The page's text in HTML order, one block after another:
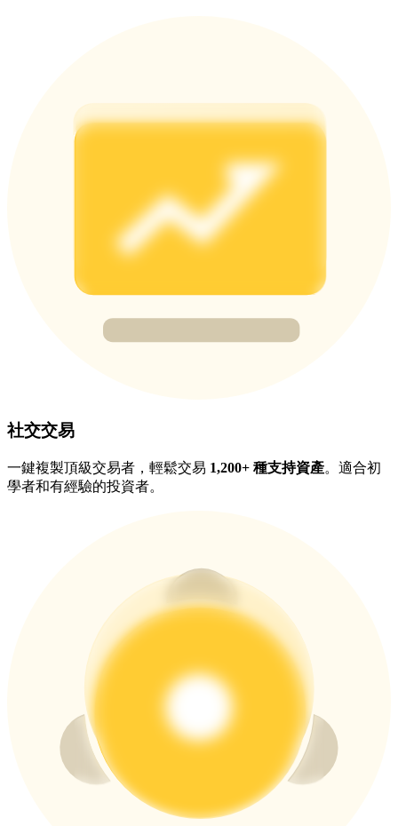
充值CASHCAT & 赢取
瓜分 500000 CASHCAT 獎池
註冊&交易贏 500,000 USDT
貴金屬財富季 · 交易巔峰賽
抽獎衝榜 · 贏33,333 USDT
USDT活期理財、無鎖定期
New Listing期貨交易盛宴
交易新上線期貨，瓜分200,000 USDT
Crypto World Cup 2026: Grand Finale
77,777+3k Rewards
社交交易
一鍵複製頂級交易者，輕鬆交易 1,200+ 種支持資產。適合初
學者和有經驗的投資者。